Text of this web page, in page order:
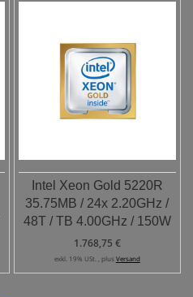
Intel Xeon Gold 5220R
35.75MB / 24x 2.20GHz /
48T / TB 4.00GHz / 150W
1.768,75 €
exkl. 19% USt. , plus Versand